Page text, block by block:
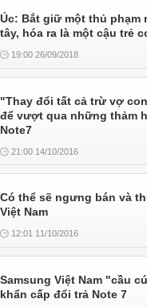
Úc: Bắt giữ một thủ phạm
tây, hóa ra là một cậu trẻ
19:00 26/09/2018
"Thay đổi tất cả trừ vợ
để vượt qua những thảm
Note7
21:00 14/10/2016
Có thể sẽ ngưng bán và
Việt Nam
12:01 11/10/2016
Samsung Việt Nam "cầu
khẩn cấp đổi trả Note 7